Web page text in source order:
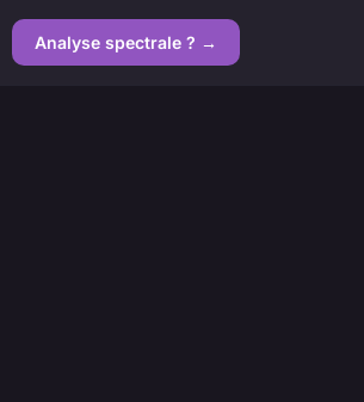
Analyse spectrale ? →